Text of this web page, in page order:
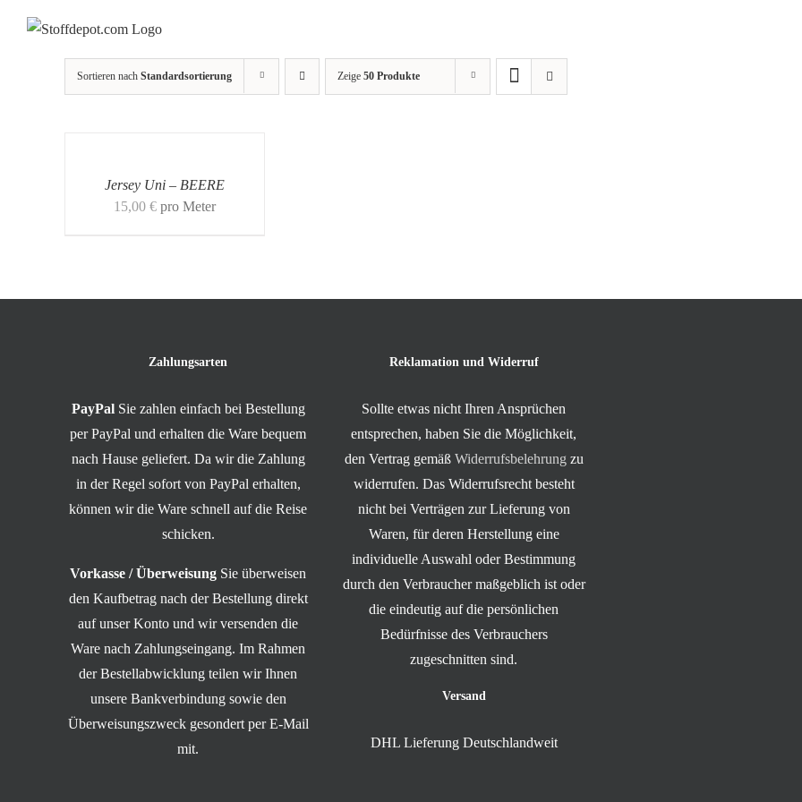
Sortieren nach Standardsortierung Zeige 50 Produkte
Jersey Uni – BEERE
15,00 € pro Meter
Zahlungsarten
PayPal Sie zahlen einfach bei Bestellung
per PayPal und erhalten die Ware bequem
nach Hause geliefert. Da wir die Zahlung
in der Regel sofort von PayPal erhalten,
können wir die Ware schnell auf die Reise
schicken.
Vorkasse / Überweisung Sie überweisen
den Kaufbetrag nach der Bestellung direkt
auf unser Konto und wir versenden die
Ware nach Zahlungseingang. Im Rahmen
der Bestellabwicklung teilen wir Ihnen
unsere Bankverbindung sowie den
Überweisungszweck gesondert per E-Mail
mit.
Reklamation und Widerruf
Sollte etwas nicht Ihren Ansprüchen
entsprechen, haben Sie die Möglichkeit,
den Vertrag gemäß Widerrufsbelehrung zu
widerrufen. Das Widerrufsrecht besteht
nicht bei Verträgen zur Lieferung von
Waren, für deren Herstellung eine
individuelle Auswahl oder Bestimmung
durch den Verbraucher maßgeblich ist oder
die eindeutig auf die persönlichen
Bedürfnisse des Verbrauchers
zugeschnitten sind.
Versand
DHL Lieferung Deutschlandweit